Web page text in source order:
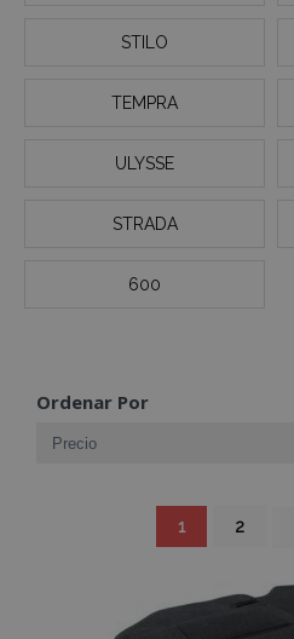
STILO
TEMPRA
ULYSSE
STRADA
600
Ordenar Por
estás
leyendo
1 2